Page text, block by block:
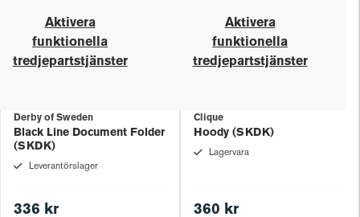
Aktivera
funktionella
tredjepartstjänster
Derby of Sweden
Black Line Document Folder
(SKDK)
Leverantörslager
336 kr
Aktivera
funktionella
tredjepartstjänster
Clique
Hoody (SKDK)
Lagervara
360 kr